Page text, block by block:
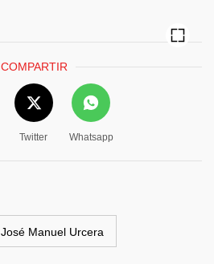
COMPARTIR
Twitter Whatsapp
José Manuel Urcera